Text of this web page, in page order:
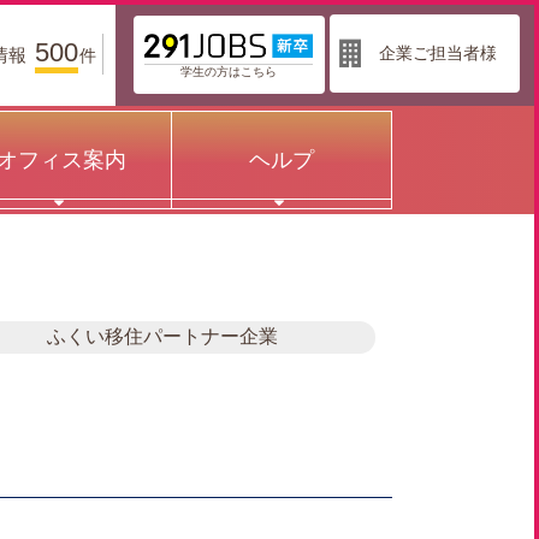
フィス案内 ヘルプ
学生の方はこちら
企業ご担当者様
報 500件
ふくい移住パートナー企業